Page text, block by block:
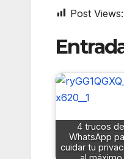
Post Views:
4 trucos de
WhatsApp
cuidar tu